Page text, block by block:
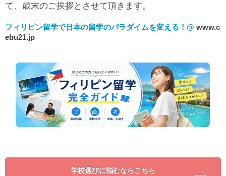
て、歳末のご挨拶とさせて頂きます。
フィリピン留学で日本の留学のパラダイムを変える！@ www.c
ebu21.jp
学校選びに悩むならこちら